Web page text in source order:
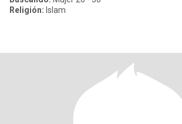
Religión: Islam